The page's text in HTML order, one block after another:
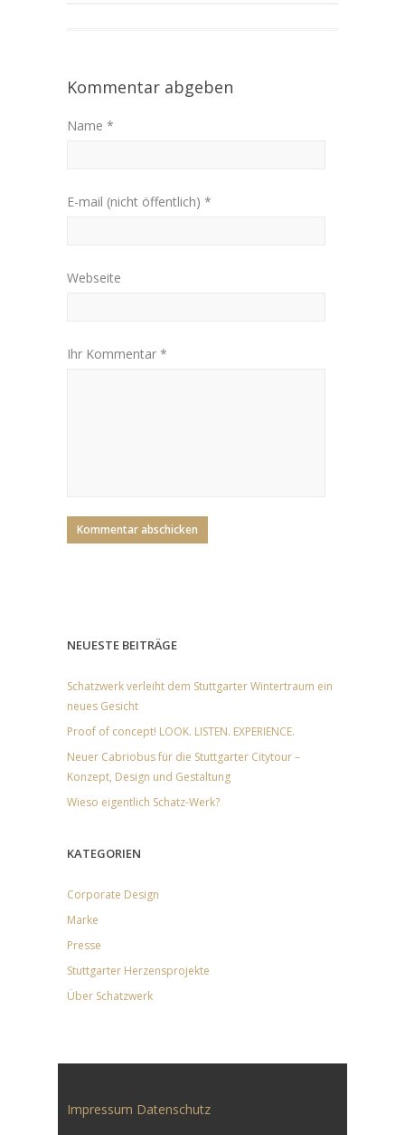
Kommentar abgeben
Name *
E-mail (nicht öffentlich) *
Webseite
Ihr Kommentar *
NEUESTE BEITRÄGE
Schatzwerk verleiht dem Stuttgarter Wintertraum ein
neues Gesicht
Proof of concept! LOOK. LISTEN. EXPERIENCE.
Neuer Cabriobus für die Stuttgarter Citytour –
Konzept, Design und Gestaltung
Wieso eigentlich Schatz-Werk?
KATEGORIEN
Corporate Design
Marke
Presse
Stuttgarter Herzensprojekte
Über Schatzwerk
Impressum Datenschutz